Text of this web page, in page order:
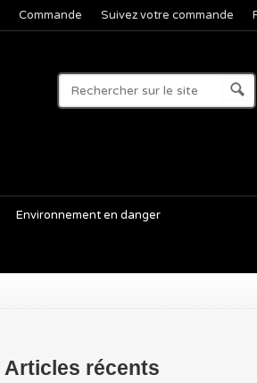
Commande Suivez votre commande
Environnement en danger
Articles récents